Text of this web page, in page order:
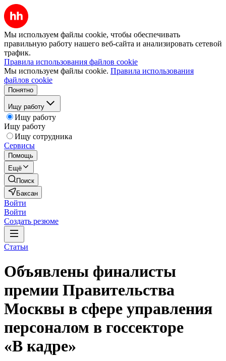
Мы используем файлы cookie, чтобы обеспечивать
правильную работу нашего веб-сайта и анализировать сетевой
трафик.
Правила использования файлов cookie
Мы используем файлы cookie. Правила использования
файлов cookie
Понятно
Ищу работу
Ищу работу
Ищу работу
Ищу сотрудника
Сервисы
Помощь
Ещё
Поиск
Баксан
Войти
Войти
Создать резюме
Статьи
Объявлены финалисты
премии Правительства
Москвы в сфере управления
персоналом в госсекторе
«В кадре»